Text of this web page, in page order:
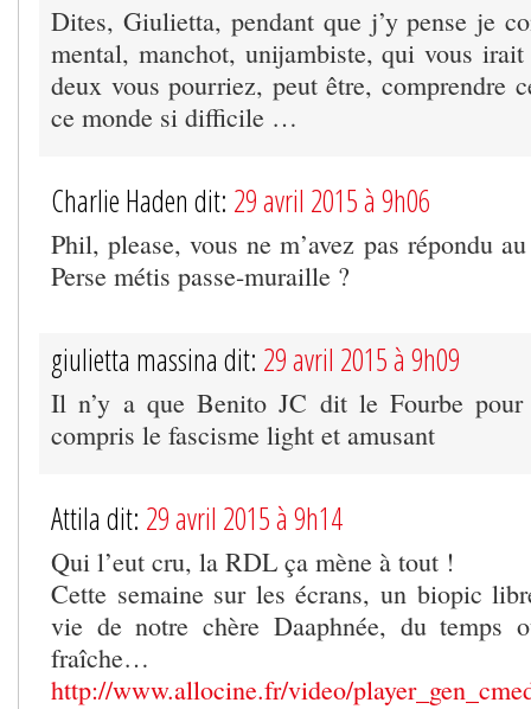
Dites, Giulietta, pendant que j’y pense je
mental, manchot, unijambiste, qui vous
deux vous pourriez, peut être, comprendre
ce monde si difficile …
Charlie Haden dit: 29 avril 2015 à 9h06
Phil, please, vous ne m’avez pas répondu
Perse métis passe-muraille ?
giulietta massina dit: 29 avril 2015 à 9h09
Il n’y a que Benito JC dit le Fourbe pour
compris le fascisme light et amusant
Attila dit: 29 avril 2015 à 9h14
Qui l’eut cru, la RDL ça mène à tout !
Cette semaine sur les écrans, un biopic
vie de notre chère Daaphnée, du temps
fraîche…
http://www.allocine.fr/video/